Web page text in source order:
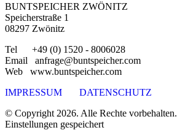
BUNTSPEICHER ZWÖNITZ
Speicherstraße 1
08297 Zwönitz
Tel +49 (0) 1520 - 8006028
Email anfrage@buntspeicher.com
Web www.buntspeicher.com
IMPRESSUM
DATENSCHUTZ
© Copyright 2026. Alle Rechte vorbehalten.
Einstellungen gespeichert